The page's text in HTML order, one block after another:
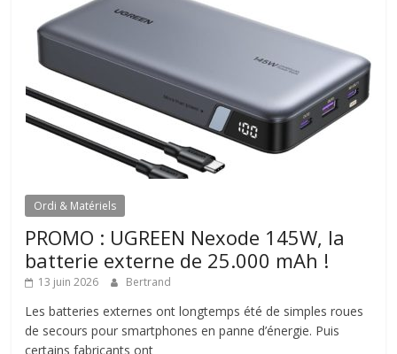
Ordi & Matériels
PROMO : UGREEN Nexode 145W, la
batterie externe de 25.000 mAh !
13 juin 2026 Bertrand
Les batteries externes ont longtemps été de simples roues
de secours pour smartphones en panne d’énergie. Puis
certains fabricants ont